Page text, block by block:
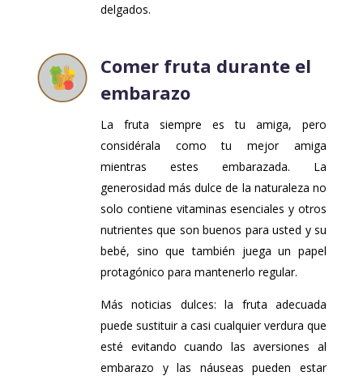
delgados.
Comer fruta durante el
embarazo
La fruta siempre es tu amiga, pero
considérala como tu mejor amiga
mientras estes embarazada. La
generosidad más dulce de la naturaleza no
solo contiene vitaminas esenciales y otros
nutrientes que son buenos para usted y su
bebé, sino que también juega un papel
protagónico para mantenerlo regular.
Más noticias dulces: la fruta adecuada
puede sustituir a casi cualquier verdura que
esté evitando cuando las aversiones al
embarazo y las náuseas pueden estar